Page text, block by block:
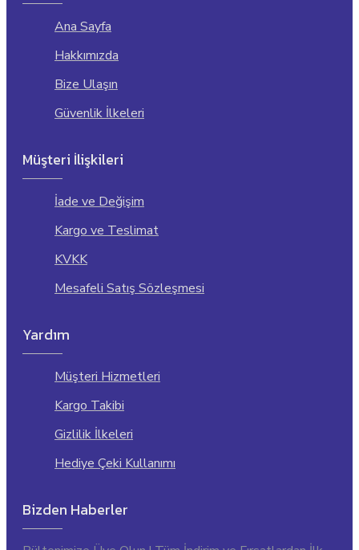
Ana Sayfa
Hakkımızda
Bize Ulaşın
Güvenlik İlkeleri
Müşteri İlişkileri
İade ve Değişim
Kargo ve Teslimat
KVKK
Mesafeli Satış Sözleşmesi
Yardım
Müşteri Hizmetleri
Kargo Takibi
Gizlilik İlkeleri
Hediye Çeki Kullanımı
Bizden Haberler